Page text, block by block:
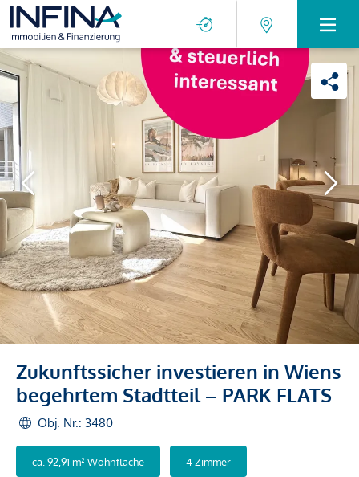
Zukunftssicher investieren in Wiens
begehrtem Stadtteil – PARK FLATS
Obj. Nr.: 3480
ca. 92,91 m² Wohnfläche 4 Zimmer